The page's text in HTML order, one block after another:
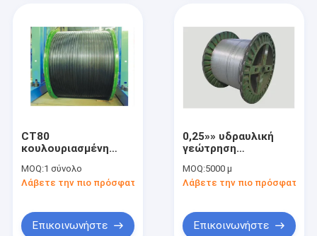
CT80
κουλουριασμένη
ελέγχου CT110 στην
υδραυλική
MOQ:1 σύνολο
Λάβετε την πιο πρόσφατη τιμή
Επικοινωνήστε
0,25»» υδραυλική
γεώτρηση
2205 13Cr 825 2507
γραμμών ελέγχου σε
MOQ:5000 μ
Λάβετε την πιο πρόσφατη
Επικοινωνήστε